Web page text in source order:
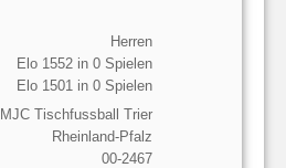
Herren
Elo 1552 in 0 Spielen
Elo 1501 in 0 Spielen
MJC Tischfussball Trier
Rheinland-Pfalz
00-2467